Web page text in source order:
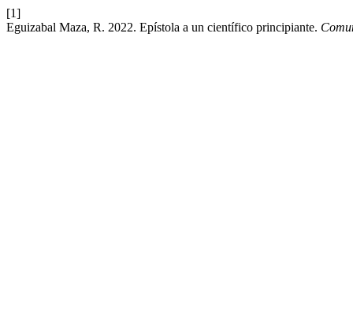
[1]
Eguizabal Maza, R. 2022. Epístola a un científico principiante.